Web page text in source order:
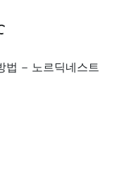
법 - 노르딕네스트